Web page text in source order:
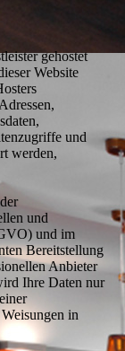
gehostet
Website
und
werden,
und
und im
Bereitstellung
Anbieter
Ihre Daten nur
in